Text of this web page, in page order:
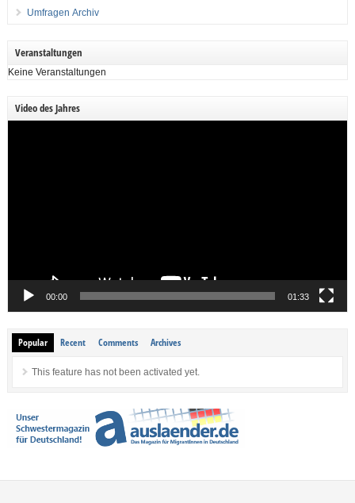
Umfragen Archiv
Veranstaltungen
Keine Veranstaltungen
Video des Jahres
00:00 01:33
Popular Recent Comments Archives
This feature has not been activated yet.